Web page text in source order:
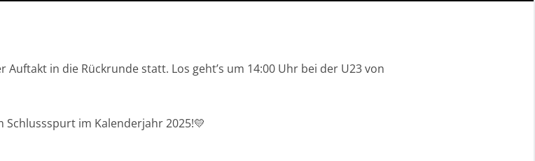
in die Rückrunde statt. Los geht’s um 14:00 Uhr bei der U23 von
im Kalenderjahr 2025!💛